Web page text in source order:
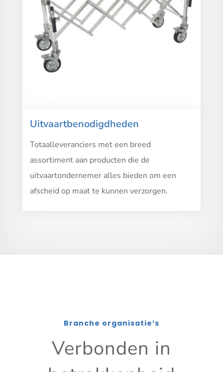
Uitvaartbenodigdheden
Totaalleveranciers met een breed
assortiment aan producten die de
uitvaartondernemer alles bieden om een
afscheid op maat te kunnen verzorgen.
Branche organisatie’s
Verbonden in